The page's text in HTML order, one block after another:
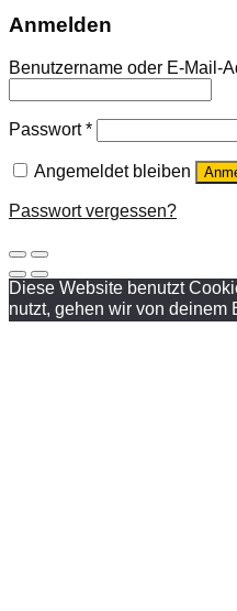
Anmelden
Benutzername oder E-Mail-
Passwort*
Angemeldet bleiben
Passwort vergessen?
Diese Website benutzt
nutzt, gehen wir von deinem